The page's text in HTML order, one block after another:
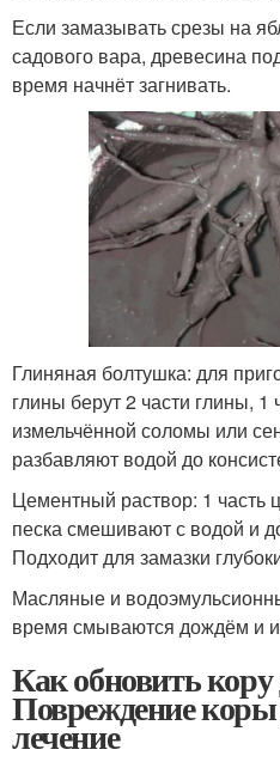
Если замазывать срезы на
садового вара, древесина
время начнёт загнивать.
Глиняная болтушка: для
глины берут 2 части глины, 1
измельчённой соломы или
разбавляют водой до
Цементный раствор: 1 часть
песка смешивают с водой и
Подходит для замазки
Масляные и
время смываются дождём и
Как обновить кору
Повреждение коры
лечение